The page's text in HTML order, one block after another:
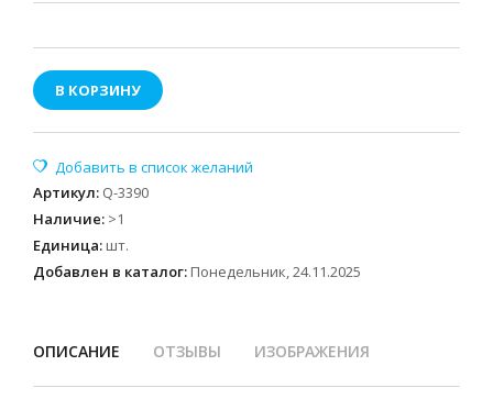
В КОРЗИНУ
Артикул: Q-3390
Наличие: >1
Единица: шт.
Добавлен в каталог: Понедельник, 24.11.2025
ОПИСАНИЕ ОТЗЫВЫ ИЗОБРАЖЕНИЯ